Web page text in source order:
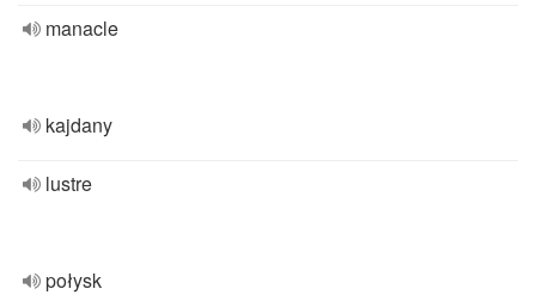
manacle
kajdany
lustre
połysk